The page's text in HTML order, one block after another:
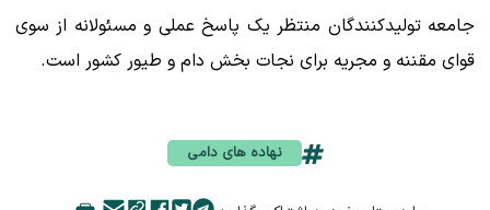
جامعه تولیدکنندگان منتظر یک پاسخ عملی و مسئولانه از سوی
قوای مقننه و مجریه برای نجات بخش دام و طیور کشور است.
نهاده های دامی